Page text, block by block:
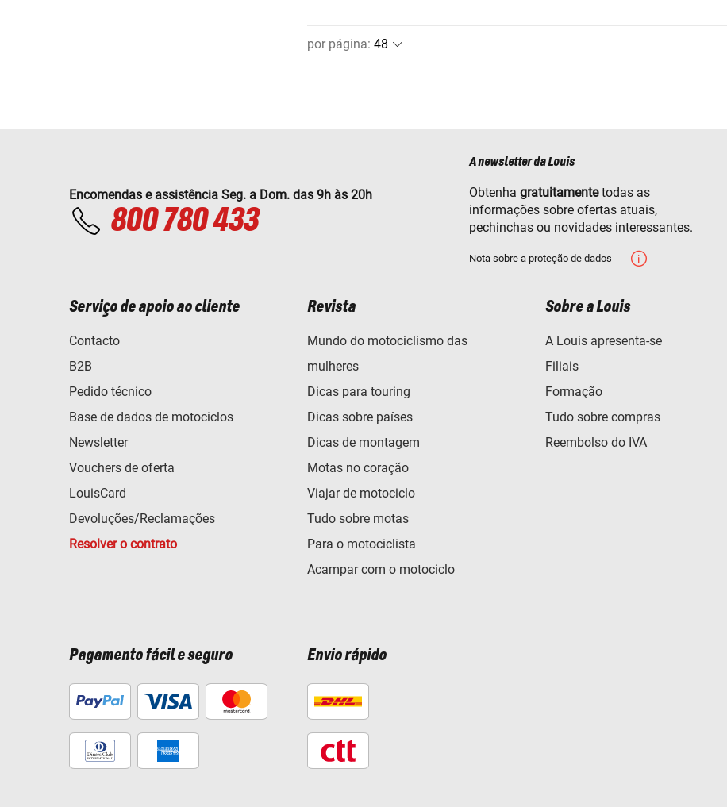
por página:
Encomendas e assistência Seg. a Dom. das 9h às 20h
800 780 433
A newsletter da Louis
Obtenha gratuitamentetodas as
informações sobre ofertas atuais,
pechinchas ou novidades interessantes.
Nota sobre a proteção de dados
Serviço de apoio ao cliente
Contacto
B2B
Pedido técnico
Base de dados de motociclos
Newsletter
Vouchers de oferta
LouisCard
Devoluções/Reclamações
Resolver o contrato
Revista
Mundo do motociclismo das
mulheres
Dicas para touring
Dicas sobre países
Dicas de montagem
Motas no coração
Viajar de motociclo
Tudo sobre motas
Para o motociclista
Acampar com o motociclo
Sobre a Louis
A Louis apresenta-se
Filiais
Formação
Tudo sobre compras
Reembolso do IVA
Pagamento fácil e seguro Envio rápido